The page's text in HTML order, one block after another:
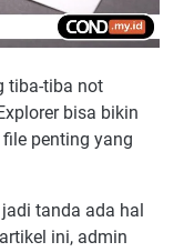
tiba-tiba not
bisa bikin
penting yang
tanda ada hal
ini, admin